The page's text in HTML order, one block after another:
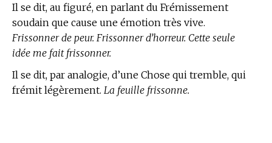
Il se dit, au figuré, en parlant du Frémissement
soudain que cause une émotion très vive.
Frissonner de peur. Frissonner d’horreur. Cette seule
idée me fait frissonner.
Il se dit, par analogie, d’une Chose qui tremble, qui
frémit légèrement. La feuille frissonne.